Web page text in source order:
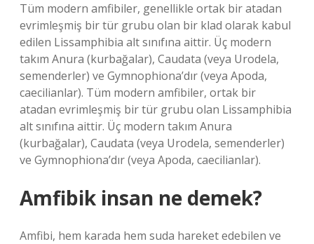
Tüm modern amfibiler, genellikle ortak bir atadan
evrimleşmiş bir tür grubu olan bir klad olarak kabul
edilen Lissamphibia alt sınıfına aittir. Üç modern
takım Anura (kurbağalar), Caudata (veya Urodela,
semenderler) ve Gymnophiona’dır (veya Apoda,
caecilianlar). Tüm modern amfibiler, ortak bir
atadan evrimleşmiş bir tür grubu olan Lissamphibia
alt sınıfına aittir. Üç modern takım Anura
(kurbağalar), Caudata (veya Urodela, semenderler)
ve Gymnophiona’dır (veya Apoda, caecilianlar).
Amfibik insan ne demek?
Amfibi, hem karada hem suda hareket edebilen ve